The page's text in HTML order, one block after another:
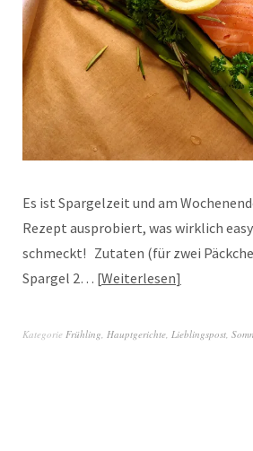
Es ist Spargelzeit und am
Rezept ausprobiert, was wirklich
schmeckt! Zutaten (für zwei
Spargel 2… Weiterlesen
Kategorie Frühling, Hauptgerichte, Lieblingspost,